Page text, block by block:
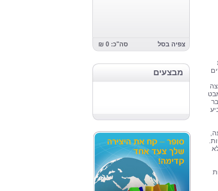
צפיה בסל סה"כ: 0 ₪
מבצעים